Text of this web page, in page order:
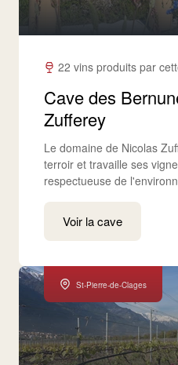
22 vins produits par
Cave des
Zufferey
Le domaine de Nicolas
terroir et travaille ses
respectueuse de
Voir la cave
St-Pierre-de-Clages